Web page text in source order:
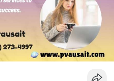
#lenhmuasol